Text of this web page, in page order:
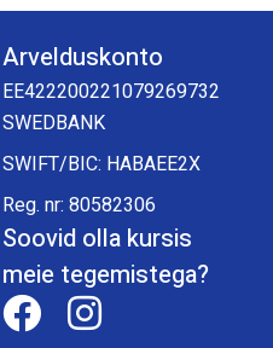
Arvelduskonto
EE422200221079269732
SWEDBANK
SWIFT/BIC: HABAEE2X
Reg. nr: 80582306
Soovid olla kursis
meie tegemistega?